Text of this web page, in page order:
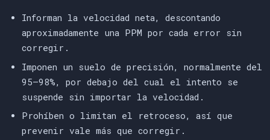
Informan la velocidad neta, descontando
aproximadamente una PPM por cada error sin
corregir.
Imponen un suelo de precisión, normalmente del
95–98%, por debajo del cual el intento se
suspende sin importar la velocidad.
Prohíben o limitan el retroceso, así que
prevenir vale más que corregir.